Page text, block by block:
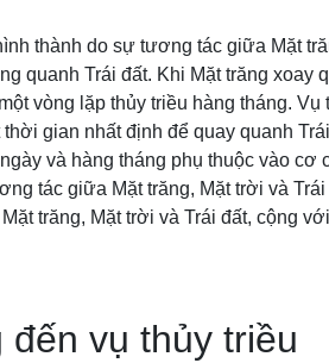
thành do sự tương tác giữa Mặt
quanh Trái đất. Khi Mặt trăng xoay
vòng lặp thủy triều hàng tháng. Vụ
gian nhất định để quay quanh
và hàng tháng phụ thuộc vào cơ
tác giữa Mặt trăng, Mặt trời và
trăng, Mặt trời và Trái đất, cộng
vụ thủy triều